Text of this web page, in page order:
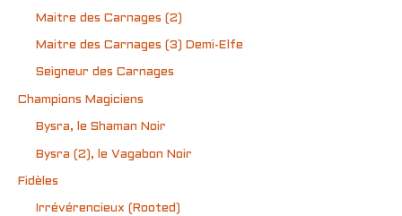
Maitre des Carnages (2)
Maitre des Carnages (3) Demi-Elfe
Seigneur des Carnages
Champions Magiciens
Bysra, le Shaman Noir
Bysra (2), le Vagabon Noir
Fidèles
Irrévérencieux (Rooted)